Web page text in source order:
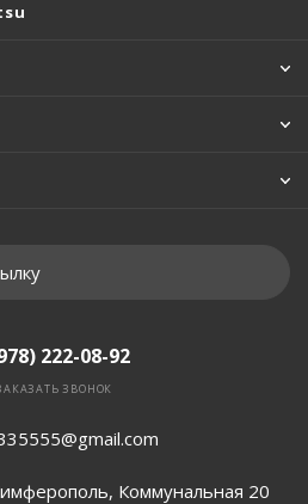
222-08-92
ЗВОНОК
Коммунальная 20